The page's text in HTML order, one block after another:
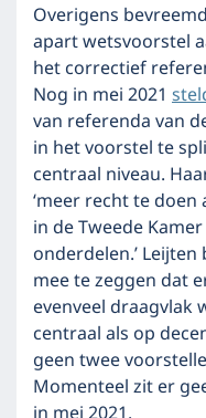
Overigens
apart wetsvoorstel
het correctief
Nog in mei 2021
van referenda van
in het voorstel te
centraal niveau.
‘meer recht te
in de Tweede
onderdelen.’
mee te zeggen dat
evenveel draagvlak
centraal als op
geen twee
Momenteel zit er